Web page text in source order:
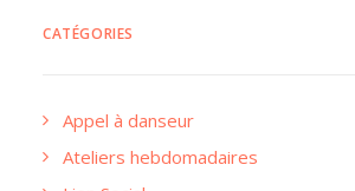
CATÉGORIES
Appel à danseur
Ateliers hebdomadaires